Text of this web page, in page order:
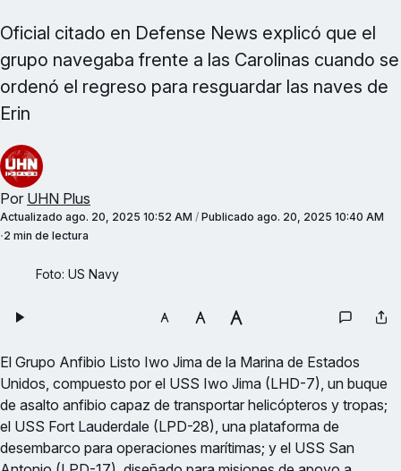
Oficial citado en Defense News explicó que el
grupo navegaba frente a las Carolinas cuando se
ordenó el regreso para resguardar las naves de
Erin
Por UHN Plus
Actualizado ago. 20, 2025 10:52 AM / Publicado ago. 20, 2025 10:40 AM
2 min de lectura
Foto: US Navy
El Grupo Anfibio Listo Iwo Jima de la Marina de Estados
Unidos, compuesto por el USS Iwo Jima (LHD-7), un buque
de asalto anfibio capaz de transportar helicópteros y tropas;
el USS Fort Lauderdale (LPD-28), una plataforma de
desembarco para operaciones marítimas; y el USS San